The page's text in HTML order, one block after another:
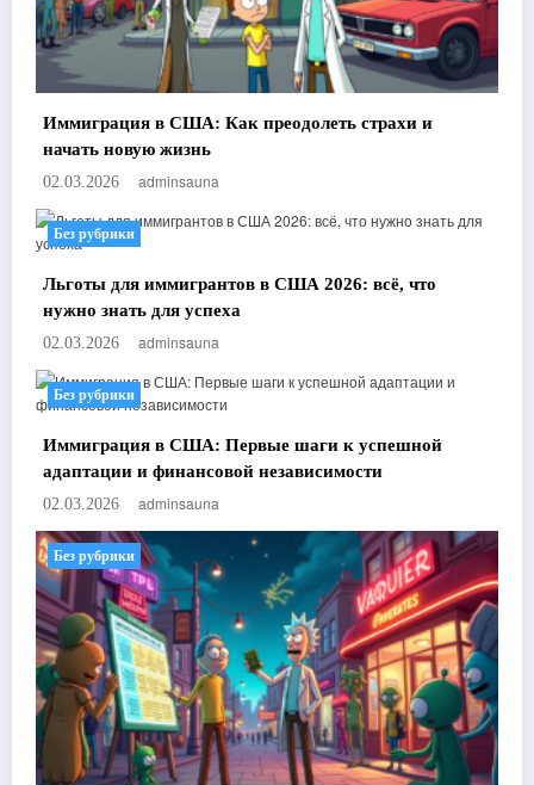
Иммиграция в США: Как преодолеть страхи и
начать новую жизнь
02.03.2026 adminsauna
Без рубрики
Льготы для иммигрантов в США 2026: всё, что
нужно знать для успеха
02.03.2026 adminsauna
Без рубрики
Иммиграция в США: Первые шаги к успешной
адаптации и финансовой независимости
02.03.2026 adminsauna
Без рубрики